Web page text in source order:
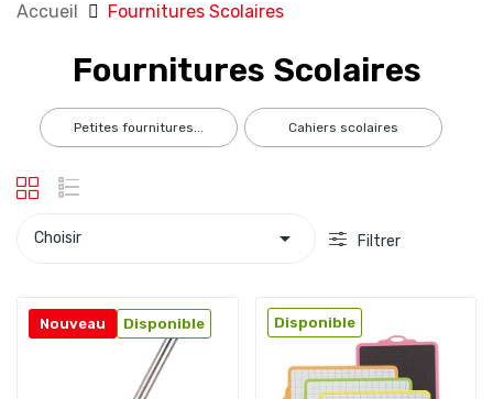
Accueil Fournitures Scolaires
Fournitures Scolaires
petites fournitures... cahiers scolaires
Choisir  Filtrer
Nouveau Disponible Disponible